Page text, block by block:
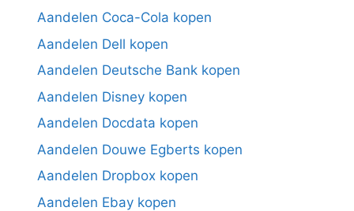
Aandelen Coca-Cola kopen
Aandelen Dell kopen
Aandelen Deutsche Bank kopen
Aandelen Disney kopen
Aandelen Docdata kopen
Aandelen Douwe Egberts kopen
Aandelen Dropbox kopen
Aandelen Ebay kopen